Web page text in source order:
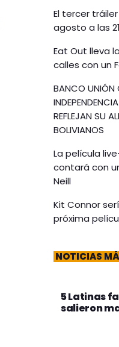
El tercer
agosto a las
Eat Out lleva
calles con un
BANCO UNIÓN
REFLEJAN SU
BOLIVIANOS
La película
contará con
Neill
Kit Connor
próxima
NOTICIAS
5 Latinas
salieron